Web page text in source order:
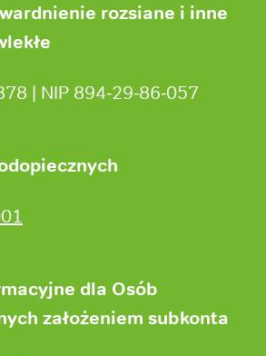
rozsiane i inne
| NIP 894‑29‑86‑057
dla Osób
założeniem subkonta